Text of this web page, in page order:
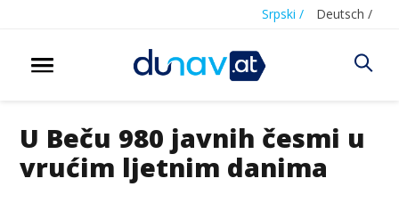
Srpski / Deutsch /
U Beču 980 javnih česmi u
vrućim ljetnim danima